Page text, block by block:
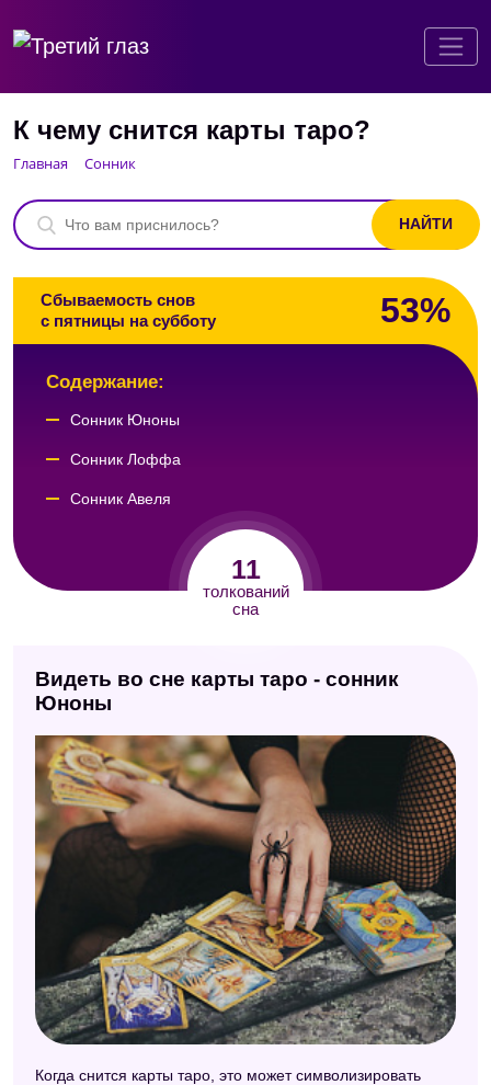
К чему снится карты таро?
Главная Сонник
Сбываемость снов
с пятницы на субботу
53%
11
толкований
сна
Содержание:
Сонник Юноны
Сонник Лоффа
Сонник Авеля
Сонник Кассандры
Сонник целительницы Федоровской
Сонник 2012
Новейший сонник
Итальянский сонник А. Роберти
Сонник толкователь снов
Видеть во сне карты таро - сонник
Юноны
Когда снится карты таро, это может символизировать